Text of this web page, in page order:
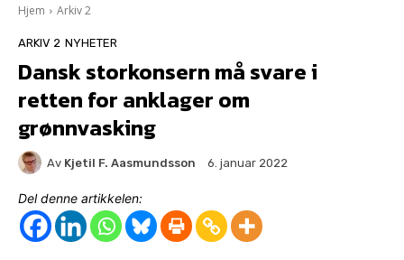
Hjem Arkiv 2
ARKIV 2 NYHETER
Dansk storkonsern må svare i
retten for anklager om
grønnvasking
Av Kjetil F. Aasmundsson 6. januar 2022
Del denne artikkelen: